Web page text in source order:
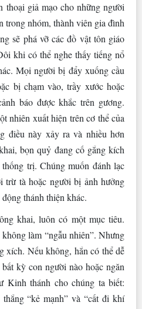
thoại giả mạo cho những người
trong nhóm, thành viên gia đình
sẽ phá vỡ các đồ vật tôn giáo
khi có thể nghe thấy tiếng nổ
Mọi người bị đẩy xuống cầu
bị chạm vào, trầy xước hoặc
báo được khắc trên gương.
nhiên xuất hiện trên cơ thể của
điều này xảy ra và nhiều hơn
bọn quỷ đang cố gắng kích
trị. Chúng muốn đánh lạc
trừ tà hoặc người bị ảnh hưởng
thánh thiện khác.
khai, luôn có một mục tiêu.
làm “ngẫu nhiên”. Nhưng
xích. Nếu không, hắn có thể dễ
kỳ con người nào hoặc ngăn
Kinh thánh cho chúng ta biết:
“kẻ mạnh” và “cất đi khí